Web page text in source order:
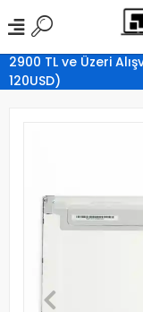
2900 TL ve Üzeri
120USD)